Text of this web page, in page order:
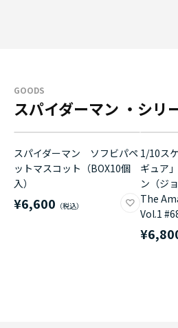
GOODS
スパイダーマン ・シリ
スパイダーマン ソフビパペ
ットマスコット（BOX10個
入）
¥6,600
1/10ス
ギュア
ン（ジ
The
Vol.1 #68